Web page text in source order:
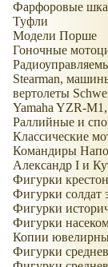
Фарфоровые
Туфли
Модели Порше
Гоночные
Stearman,
вертолеты
Yamaha YZR-
Раллийные и
Классические
Командиры
Александр I и
Фигурки
Фигурки солдат
Фигурки
Фигурки
Копии
Фигурки